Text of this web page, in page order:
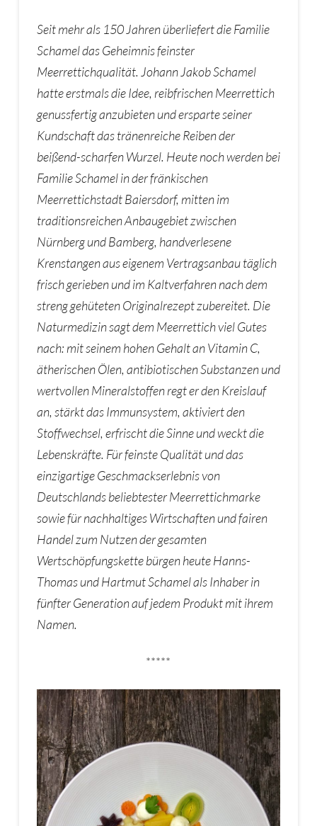
Seit mehr als 150 Jahren überliefert die Familie
Schamel das Geheimnis feinster
Meerrettichqualität. Johann Jakob Schamel
hatte erstmals die Idee, reibfrischen Meerrettich
genussfertig anzubieten und ersparte seiner
Kundschaft das tränenreiche Reiben der
beißend-scharfen Wurzel. Heute noch werden bei
Familie Schamel in der fränkischen
Meerrettichstadt Baiersdorf, mitten im
traditionsreichen Anbaugebiet zwischen
Nürnberg und Bamberg, handverlesene
Krenstangen aus eigenem Vertragsanbau täglich
frisch gerieben und im Kaltverfahren nach dem
streng gehüteten Originalrezept zubereitet. Die
Naturmedizin sagt dem Meerrettich viel Gutes
nach: mit seinem hohen Gehalt an Vitamin C,
ätherischen Ölen, antibiotischen Substanzen und
wertvollen Mineralstoffen regt er den Kreislauf
an, stärkt das Immunsystem, aktiviert den
Stoffwechsel, erfrischt die Sinne und weckt die
Lebenskräfte. Für feinste Qualität und das
einzigartige Geschmackserlebnis von
Deutschlands beliebtester Meerrettichmarke
sowie für nachhaltiges Wirtschaften und fairen
Handel zum Nutzen der gesamten
Wertschöpfungskette bürgen heute Hanns-
Thomas und Hartmut Schamel als Inhaber in
fünfter Generation auf jedem Produkt mit ihrem
Namen.
*****